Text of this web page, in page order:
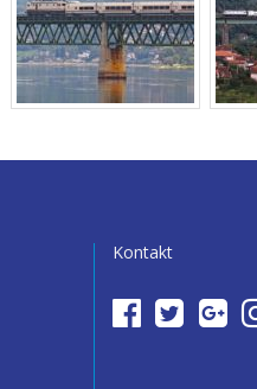
Kontakt